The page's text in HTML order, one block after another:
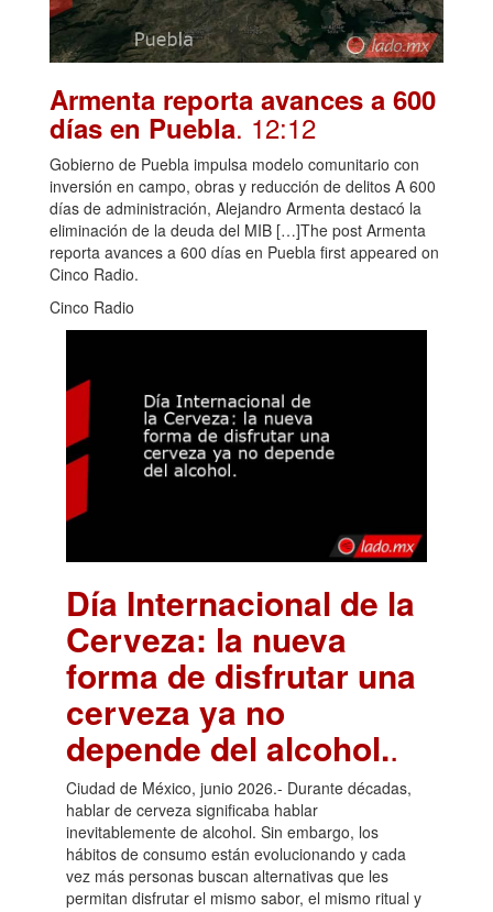
Armenta reporta avances a 600
días en Puebla. 12:12
Gobierno de Puebla impulsa modelo comunitario con
inversión en campo, obras y reducción de delitos A 600
días de administración, Alejandro Armenta destacó la
eliminación de la deuda del MIB […]The post Armenta
reporta avances a 600 días en Puebla first appeared on
Cinco Radio.
Cinco Radio
Día Internacional de la
Cerveza: la nueva
forma de disfrutar una
cerveza ya no
depende del alcohol..
Ciudad de México, junio 2026.- Durante décadas,
hablar de cerveza significaba hablar
inevitablemente de alcohol. Sin embargo, los
hábitos de consumo están evolucionando y cada
vez más personas buscan alternativas que les
permitan disfrutar el mismo sabor, el mismo ritual y